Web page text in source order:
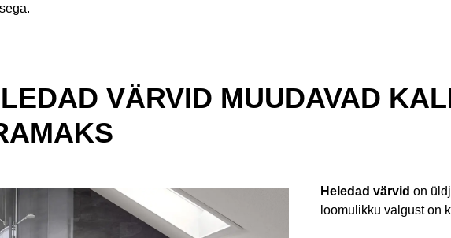
VÄRVID MUUDAVAD
Heledad värvid on
loomulikku valgust on